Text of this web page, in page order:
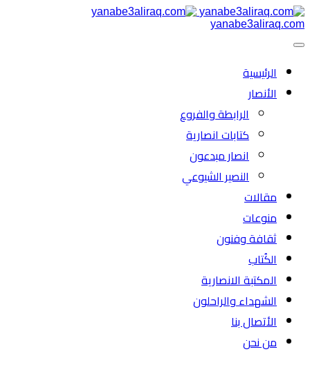
yanabe3aliraq.com
الرئیسية
الأنصار
الرابطة والفروع
كتابات انصارية
انصار مبدعون
النصیر الشیوعي
مقالات
منوعات
ثقافة وفنون
الكُتاب
المكتبة الانصارية
الشهداء والراحلون
الأتصال بنا
من نحن